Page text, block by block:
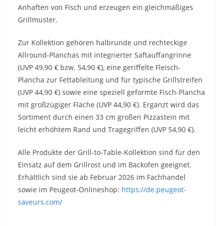
Anhaften von Fisch und erzeugen ein gleichmäßiges
Grillmuster.
Zur Kollektion gehören halbrunde und rechteckige
Allround-Planchas mit integrierter Saftauffangrinne
(UVP 49,90 € bzw. 54,90 €), eine geriffelte Fleisch-
Plancha zur Fettableitung und für typische Grillstreifen
(UVP 44,90 €) sowie eine speziell geformte Fisch-Plancha
mit großzügiger Fläche (UVP 44,90 €). Ergänzt wird das
Sortiment durch einen 33 cm großen Pizzastein mit
leicht erhöhtem Rand und Tragegriffen (UVP 54,90 €).
Alle Produkte der Grill-to-Table-Kollektion sind für den
Einsatz auf dem Grillrost und im Backofen geeignet.
Erhältlich sind sie ab Februar 2026 im Fachhandel
sowie im Peugeot-Onlineshop: https://de.peugeot-
saveurs.com/